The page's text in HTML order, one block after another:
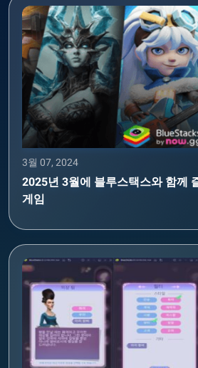
3월 07, 2024
2025년 3월에 블루스택스와 함께
게임